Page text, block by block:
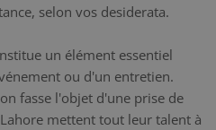
selon vos desiderata.
un élément essentiel
ou d'un entretien.
fasse l'objet d'une prise de
mettent tout leur talent à